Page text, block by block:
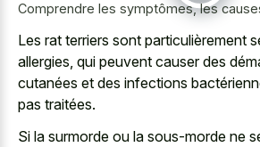
Comprendre les symptômes, les
Les rat terriers sont particulièrement
allergies, qui peuvent causer des
cutanées et des infections
pas traitées.
Si la surmorde ou la sous-morde ne